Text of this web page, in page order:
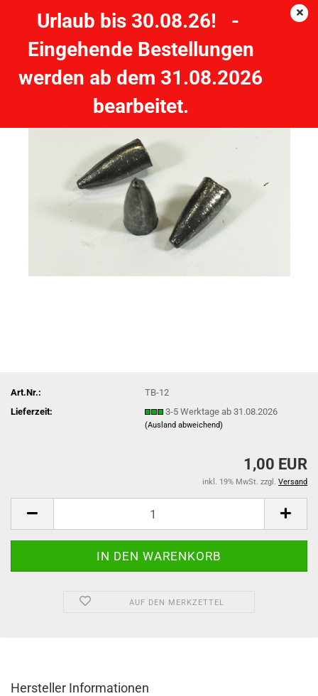
Urlaub bis 30.08.26! -
Eingehende Bestellungen
werden ab dem 31.08.2026
bearbeitet.
3 Stück 12 Gramm - Texas Blei - Carolina-Blei
Art.Nr.:
TB-12
Lieferzeit:
3-5 Werktage ab 31.08.2026
(Ausland abweichend)
1,00 EUR
inkl. 19% MwSt. zzgl. Versand
AUF DEN MERKZETTEL
Hersteller Informationen